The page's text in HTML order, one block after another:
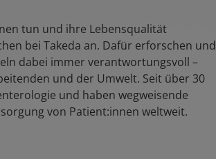
tun und ihre Lebensqualität
bei Takeda an. Dafür erforschen und
dabei immer verantwortungsvoll –
und der Umwelt. Seit über 30
und haben wegweisende
von Patient:innen weltweit.